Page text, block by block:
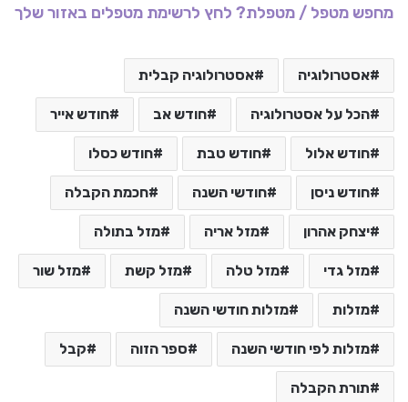
מחפש מטפל / מטפלת? לחץ לרשימת מטפלים באזור שלך
אסטרולוגיה אסטרולוגיה קבלית
הכל על אסטרולוגיה חודש אב חודש אייר
חודש אלול חודש טבת חודש כסלו
חודש ניסן חודשי השנה חכמת הקבלה
יצחק אהרון מזל אריה מזל בתולה
מזל גדי מזל טלה מזל קשת מזל שור
מזלות מזלות חודשי השנה
מזלות לפי חודשי השנה ספר הזוה קבל
תורת הקבלה